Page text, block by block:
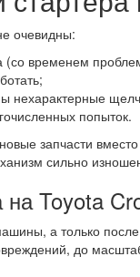
очевидны:
(со временем
нехарактерные
попыток.
запчасти
сильно
на Toyota
а только
до